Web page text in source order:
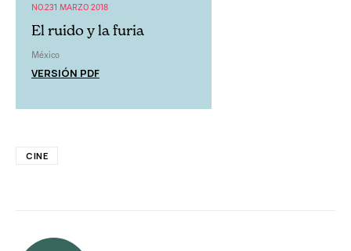
NO.231 MARZO 2018
El ruido y la furia
México
VERSIÓN PDF
CINE